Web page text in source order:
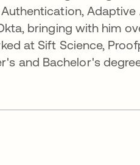
bringing with him
at Sift Science,
and Bachelor's